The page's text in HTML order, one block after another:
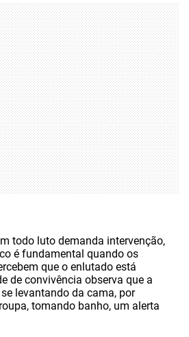
todo luto demanda intervenção,
é fundamental quando os
que o enlutado está
de convivência observa que a
levantando da cama, por
tomando banho, um alerta